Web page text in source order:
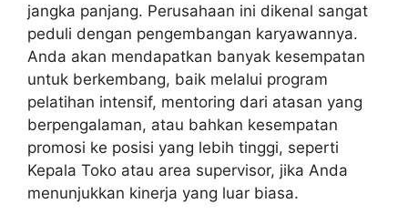
jangka panjang. Perusahaan ini dikenal sangat
peduli dengan pengembangan karyawannya.
Anda akan mendapatkan banyak kesempatan
untuk berkembang, baik melalui program
pelatihan intensif, mentoring dari atasan yang
berpengalaman, atau bahkan kesempatan
promosi ke posisi yang lebih tinggi, seperti
Kepala Toko atau area supervisor, jika Anda
menunjukkan kinerja yang luar biasa.